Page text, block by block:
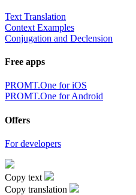
Text Translation
Context Examples
Conjugation and Declension
Free apps
PROMT.One for iOS
PROMT.One for Android
Offers
For developers
Copy text
Copy translation